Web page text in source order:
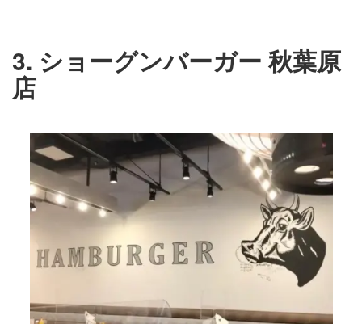
3. ショーグンバーガー 秋葉原
店